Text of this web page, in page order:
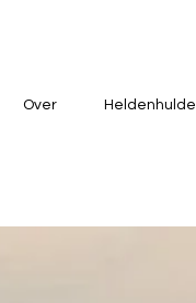
Over Heldenhulde